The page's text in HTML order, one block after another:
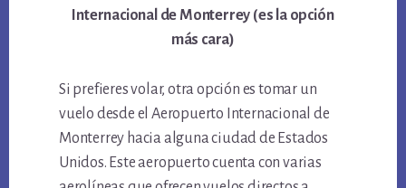
Internacional de Monterrey (es la opción
más cara)
Si prefieres volar, otra opción es tomar un
vuelo desde el Aeropuerto Internacional de
Monterrey hacia alguna ciudad de Estados
Unidos. Este aeropuerto cuenta con varias